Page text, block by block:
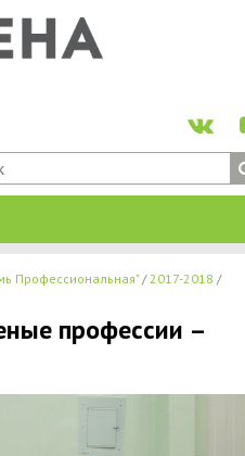
Профессиональная"
2017-2018
профессии –